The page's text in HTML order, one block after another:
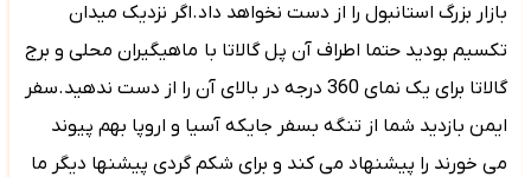
بازار بزرگ استانبول را از دست نخواهد داد.اگر نزدیک میدان
تکسیم بودید حتما اطراف آن پل گالاتا باماهیگیران محلی و برج
گالاتا برای یک نمای 360 درجه در بالای آن را از دست ندهید.سفر
ایمن بازدید شما از تنگه بسفر جایکه آسیا و اروپا بهم پیوند
می خورند را پیشنهاد می کند و برای شکم گردی پیشنها دیگر ما